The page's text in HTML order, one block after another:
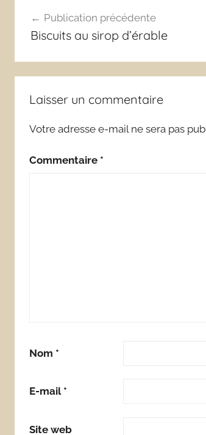
de
Publication précédente
Biscuits au sirop d’érable
Laisser un commentaire
Votre adresse e-mail ne sera pas
Commentaire *
Nom *
E-mail *
Site web